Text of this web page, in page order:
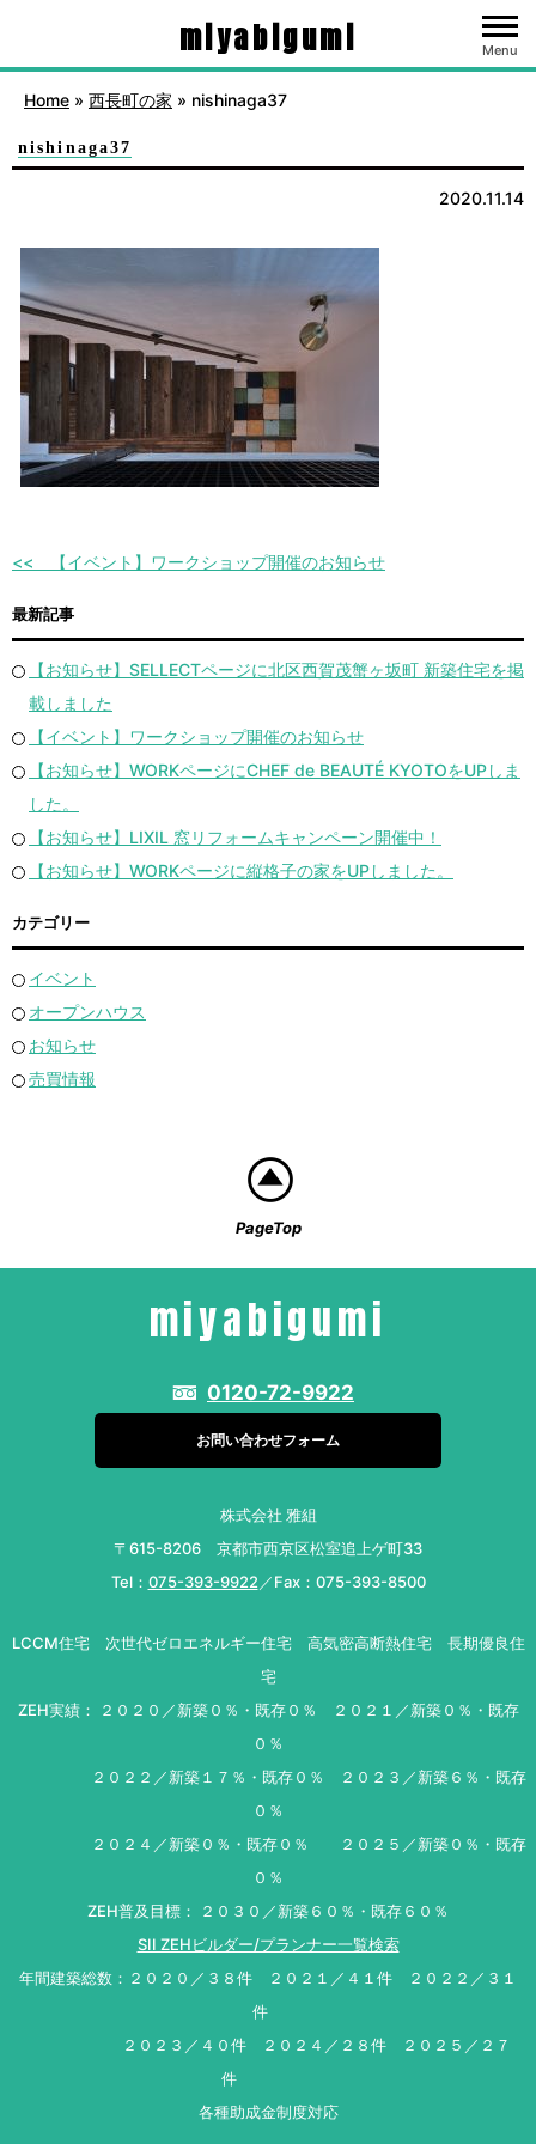
miyabigumi Menu
Home » 西長町の家 » nishinaga37
nishinaga37
2020.11.14
【イベント】ワークショップ開催のお知らせ
最新記事
【お知らせ】SELLECTページに北区西賀茂蟹ヶ坂町 新築住宅を掲
載しました
【イベント】ワークショップ開催のお知らせ
【お知らせ】WORKページにCHEF de BEAUTÉ KYOTOをUPしま
した。
【お知らせ】LIXIL 窓リフォームキャンペーン開催中！
【お知らせ】WORKページに縦格子の家をUPしました。
カテゴリー
イベント
オープンハウス
お知らせ
売買情報
PageTop
miyabigumi
0120-72-9922
お問い合わせフォーム
株式会社 雅組
〒615-8206 京都市西京区松室追上ゲ町33
Tel： 075-393-9922 ／Fax：075-393-8500
LCCM住宅 次世代ゼロエネルギー住宅 高気密高断熱住宅 長期優良住
宅
ZEH実績： ２０２０／新築０％・既存０％ ２０２１／新築０％・既存
０％
２０２２／新築１７％・既存０％ ２０２３／新築６％・既存
０％
２０２４／新築０％・既存０％ ２０２５／新築０％・既存
０％
ZEH普及目標： ２０３０／新築６０％・既存６０％
SII ZEHビルダー/プランナー一覧検索
年間建築総数：２０２０／３８件 ２０２１／４１件 ２０２２／３１
件
２０２３／４０件 ２０２４／２８件 ２０２５／２７
件
各種助成金制度対応